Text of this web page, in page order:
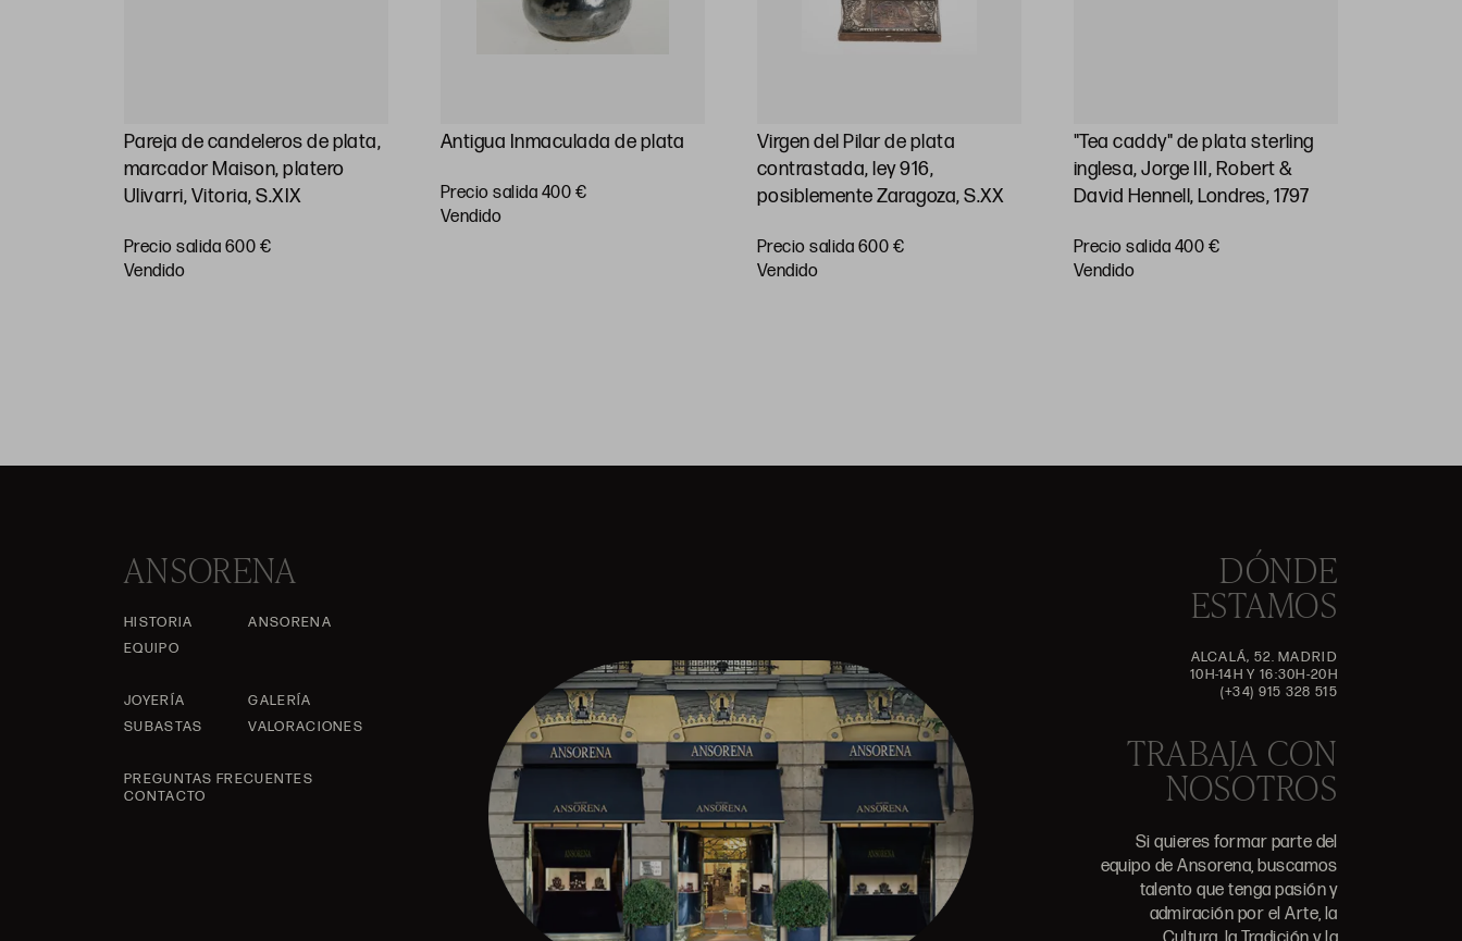
Pareja de candeleros de plata,
marcador Maison, platero
Ulivarri, Vitoria, S.XIX
Precio salida 600 €
vendido
Antigua Inmaculada de plata
Precio salida 400 €
vendido
Virgen del Pilar de plata
contrastada, ley 916,
posiblemente Zaragoza, S.XX
Precio salida 600 €
vendido
"Tea caddy" de plata sterling
inglesa, Jorge III, Robert &
David Hennell, Londres, 1797
Precio salida 400 €
vendido
ANSORENA
HISTORIA
ANSORENA
EQUIPO
JOYERÍA
GALERÍA
SUBASTAS
VALORACIONES
PREGUNTAS FRECUENTES
CONTACTO
DÓNDE
ESTAMOS
ALCALÁ, 52. MADRID
10H-14H Y 16:30H-20H
(+34) 915 328 515
TRABAJA CON
NOSOTROS
Si quieres formar parte del
equipo de Ansorena, buscamos
talento que tenga pasión y
admiración por el Arte, la